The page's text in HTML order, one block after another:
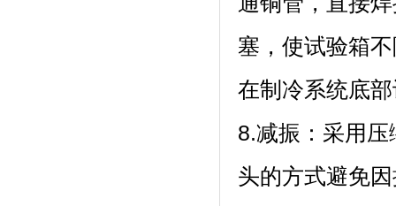
塞，使试验
在制冷系统底部设
8.减振：采用
头的方式避免因